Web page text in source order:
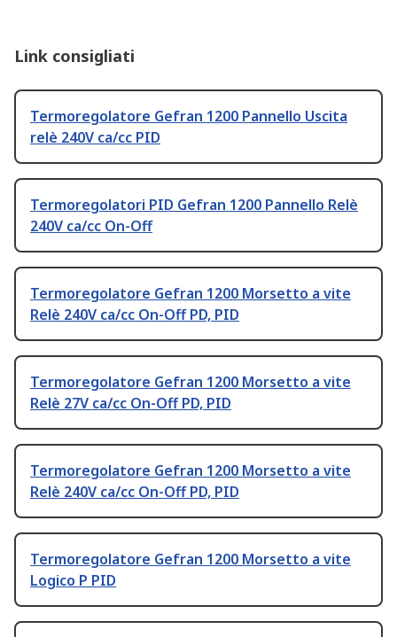
Link consigliati
Termoregolatore Gefran 1200 Pannello Uscita
relè 240V ca/cc PID
Termoregolatori PID Gefran 1200 Pannello Relè
240V ca/cc On-Off
Termoregolatore Gefran 1200 Morsetto a vite
Relè 240V ca/cc On-Off PD, PID
Termoregolatore Gefran 1200 Morsetto a vite
Relè 27V ca/cc On-Off PD, PID
Termoregolatore Gefran 1200 Morsetto a vite
Relè 240V ca/cc On-Off PD, PID
Termoregolatore Gefran 1200 Morsetto a vite
Logico P PID